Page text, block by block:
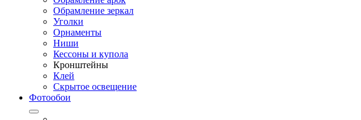
Обрамление зеркал
Уголки
Орнаменты
Ниши
Кессоны и купола
Кронштейны
Клей
Скрытое освещение
Фотообои